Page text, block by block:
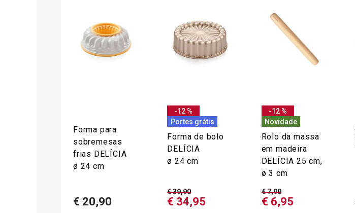
Forma para
sobremesas
frias DELÍCIA
ø 24 cm
€ 20,90
-12 %
Portes grátis
Forma de bolo
DELÍCIA
ø 24 cm
€ 39,90
€ 34,95
-12 %
Novidade
Rolo da massa
em madeira
DELÍCIA 25 cm,
ø 3 cm
€ 7,90
€ 6,95